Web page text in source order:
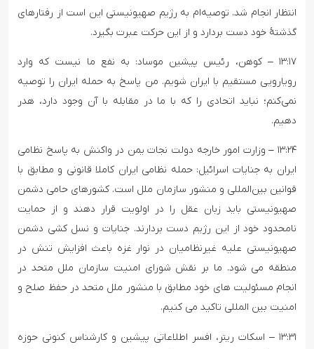
انتظار انجام شد. توصیه‌ام به رژیم صهیونیستی این است از رفتارهای
گذشتۀ خود دست بردارد و از این حرکت عبرت بگیرد.
۱۳:۱۷ – کوهن، رئیس پیشین موساد: به نفع ما نیست که وارد
رویارویی مستقیم با ایران شویم. من پاسخ به حمله ایران را توصیه
نمی‌کنم؛ نباید اتحادی را که با ما در مقابله با آن وجود دارد، هدر
دهیم.
۱۳:۲۴ – وزارت امور خارجه دولت نجات یمن در واکنش به پاسخ نظامی
ایران به جنایات اسرائیل: حمله نظامی ایران کاملا قانونی و مطابق با
قوانین بین‌المللی و منشور سازمان ملل است. کشورهای حامی دشمن
صهیونیستی باید زبان عقل را در اولویت قرار دهند و از حمایت
نامحدود خود از این رژیم دست بردارند. جنایات و نسل کشی دشمن
صهیونیستی علیه غیرنظامیان در نوار غزه باعث افزایش تنش در
منطقه می شود. ما بر نقش شورای امنیت سازمان ملل متحد در
انجام مسئولیت های خود مطابق با منشور ملل متحد در حفظ صلح و
امنیت بین المللی تاکید می کنیم.
۱۳:۳۱ – اسکات ریتر، افسر اطلاعاتی پیشین و کارشناس کنونی حوزه